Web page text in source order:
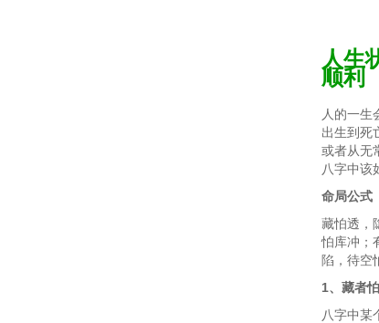
人生
顺利
人的一生
出生到死
或者从无
八字中该
命局公式
藏怕透，
怕库冲；
陷，待空
1、藏者
八字中某